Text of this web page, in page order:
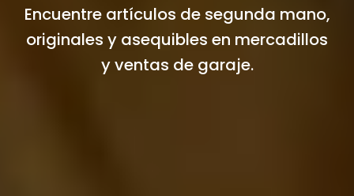
Encuentre artículos de segunda mano,
originales y asequibles en mercadillos
y ventas de garaje.